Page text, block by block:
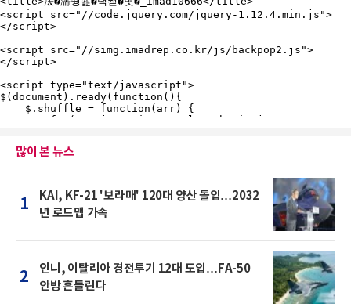
많이 본 뉴스
1
KAI, KF-21 '보라매' 120대 양산 돌입…2032
년 로드맵 가속
2
인니, 이탈리아 경전투기 12대 도입…FA-50
안방 흔들린다